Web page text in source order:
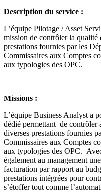
Description du service :
L’équipe Pilotage / Asset
mission de contrôler la qualité
prestations fournies par les
Commissaires aux Comptes
aux typologies des OPC.
Missions :
L’équipe Business Analyst a
dédié permettant de contrôler
diverses prestations fournies
Commissaires aux Comptes
aux typologies des OPC.
également au management
facturation par rapport au
prestations intégrées pour
s’étoffer tout comme